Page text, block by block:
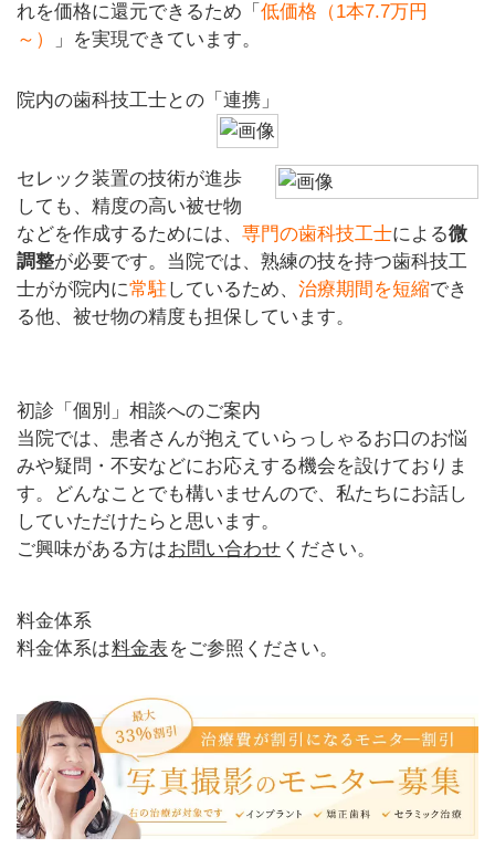
れを価格に還元できるため「 低価格（1本7.7万円
～）
」を実現できています。
院内の歯科技工士との「連携」
セレック装置の技術が進歩
しても、精度の高い被せ物
などを作成するためには、 専門の歯科技工士による微
調整が必要です。当院では、熟練の技を持つ歯科技工
士がが院内に常駐 しているため、 治療期間を短縮でき
る他、被せ物の精度も担保しています。
初診「個別」相談へのご案内
当院では、患者さんが抱えていらっしゃるお口のお悩
みや疑問・不安などにお応えする機会を設けておりま
す。どんなことでも構いませんので、私たちにお話し
していただけたらと思います。
ご興味がある方はお問い合わせ ください。
料金体系
料金体系は料金表 をご参照ください。